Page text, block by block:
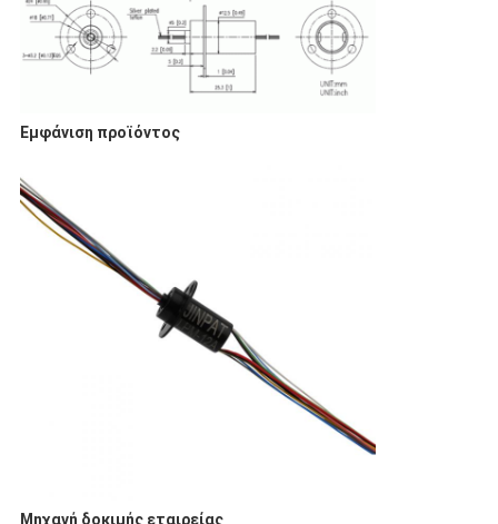
Εμφάνιση προϊόντος
Μηχανή δοκιμής εταιρείας